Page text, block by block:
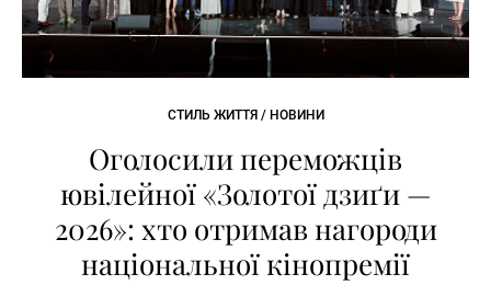
СТИЛЬ ЖИТТЯ / НОВИНИ
Оголосили переможців
ювілейної «Золотої дзиґи —
2026»: хто отримав нагороди
національної кінопремії